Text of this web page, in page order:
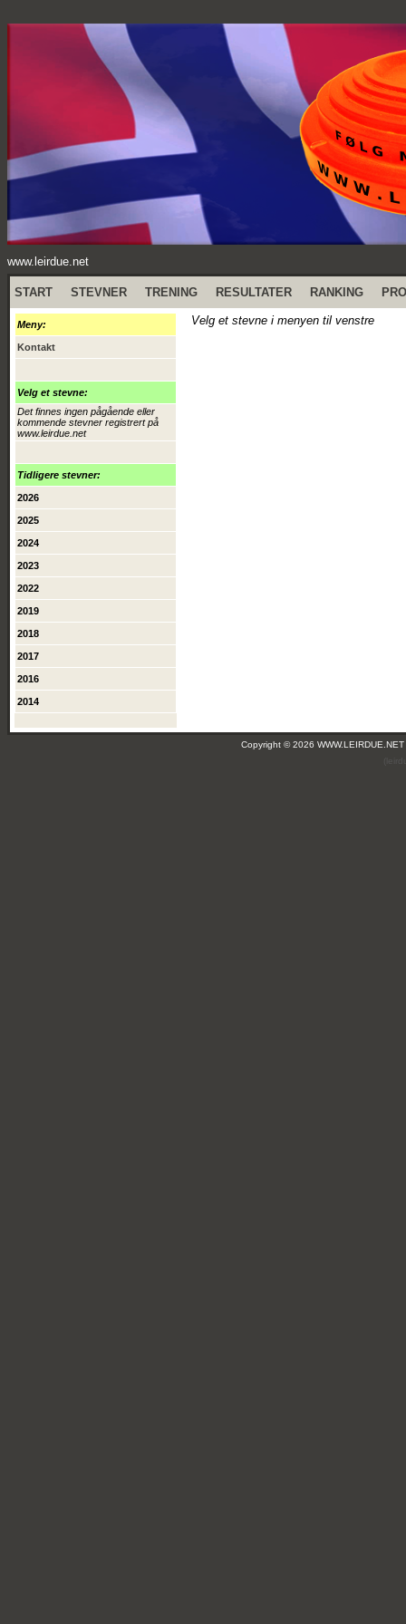
www.leirdue.net
START STEVNER TRENING RESULTATER RANKING
Meny:
Kontakt
Velg et stevne:
Det finnes ingen pågående eller
kommende stevner registrert på
www.leirdue.net
Tidligere stevner:
2026
2025
2024
2023
2022
2019
2018
2017
2016
2014
Velg et stevne i menyen til venstre
Copyright © 2026